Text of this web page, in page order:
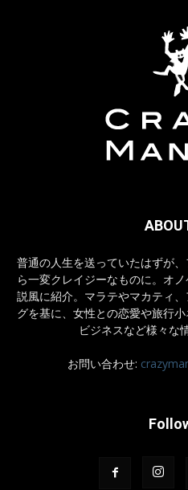
普通の人生を送っていたはずが
ら一変クレイジーなものに。オ
説風に紹介。マラテやマカティ
グを基に、女性との恋愛や旅行
ビジネスなど様々な
お問い合わせ: